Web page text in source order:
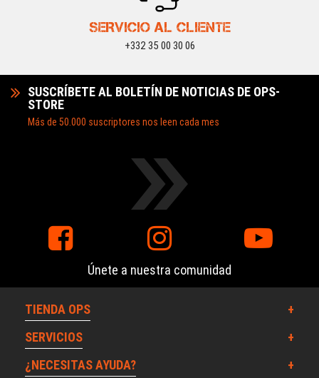
SERVICIO AL CLIENTE
+332 35 00 30 06
SUSCRÍBETE AL BOLETÍN DE NOTICIAS DE OPS-
STORE
Más de 50.000 suscriptores nos leen cada mes
Únete a nuestra comunidad
TIENDA OPS
SERVICIOS
¿NECESITAS AYUDA?